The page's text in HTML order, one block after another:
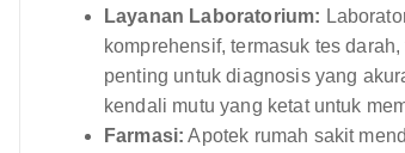
Layanan Laboratorium:
komprehensif, termasuk tes
penting untuk diagnosis yang
kendali mutu yang ketat untuk
Farmasi: Apotek rumah sakit